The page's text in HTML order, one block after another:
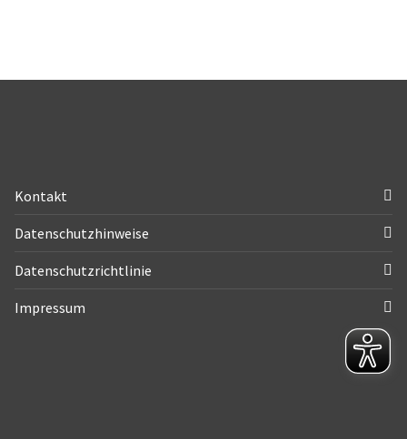
Kontakt
Datenschutzhinweise
Datenschutzrichtlinie
Impressum